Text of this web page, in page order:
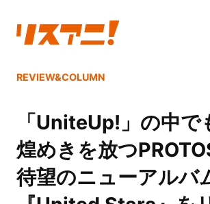
REVIEW&COLUMN
「UniteUp!」の中で
煌めきを放つ
待望のニューアルバ